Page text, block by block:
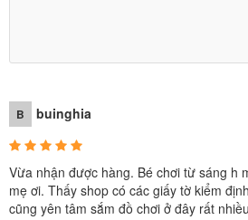
Các chi tiết mô phỏng như thật, với
B buinghia
Vừa nhận được hàng. Bé chơi từ sáng h
mẹ ơi. Thấy shop có các giấy tờ kiểm
cũng yên tâm sắm đồ chơi ở đây rất nhiều